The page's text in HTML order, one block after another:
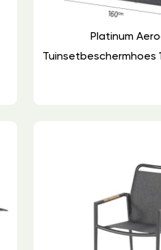
Platinum
Tuinsetbeschermhoes